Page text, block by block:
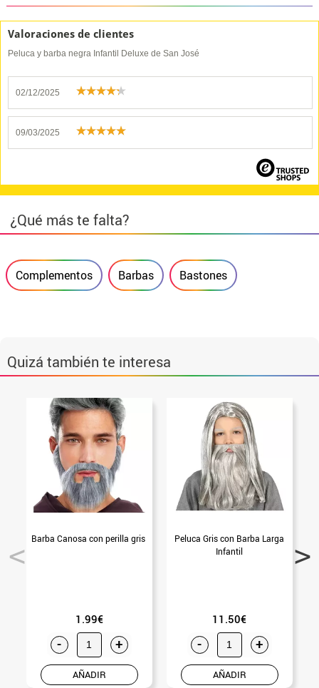
Valoraciones de clientes
Peluca y barba negra Infantil Deluxe de San José
02/12/2025
09/03/2025
¿Qué más te falta?
Complementos Barbas Bastones
Quizá también te interesa
Barba Canosa con perilla gris
1.99€
- +
AÑADIR
Peluca Gris con Barba Larga
Infantil
11.50€
- +
AÑADIR